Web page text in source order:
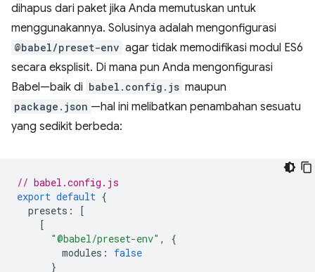
dihapus dari paket jika Anda memutuskan untuk
menggunakannya. Solusinya adalah mengonfigurasi
@babel/preset-env agar tidak memodifikasi modul ES6
secara eksplisit. Di mana pun Anda mengonfigurasi
Babel—baik di babel.config.js maupun
package.json —hal ini melibatkan penambahan sesuatu
yang sedikit berbeda:
// babel.config.js
export default {
presets :
[
[
"@babel/preset-env" ,
{
modules :
false
}